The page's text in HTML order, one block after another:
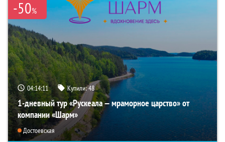
-50%
04:14:10 Купили:48
1-дневный тур «Рускеала — мраморное царство» от
компании «Шарм»
Достоевская